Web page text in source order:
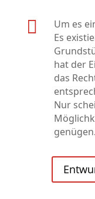

Um es
Es
hat der
das
Nur
genügen.